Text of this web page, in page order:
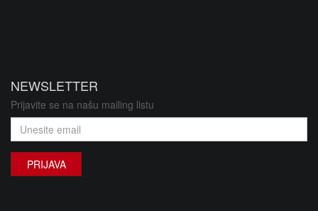
NEWSLETTER
Prijavite se na našu mailing listu
PRIJAVA